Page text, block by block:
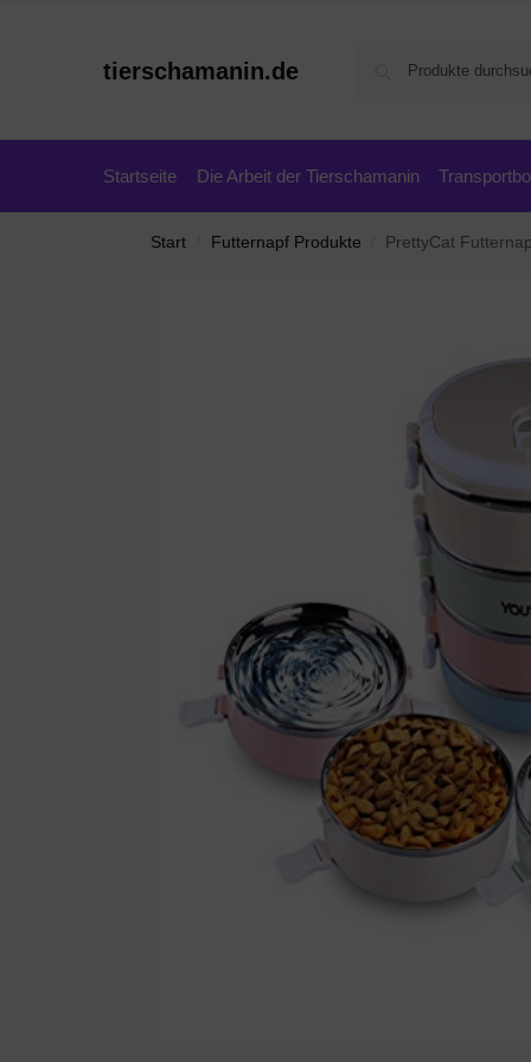
tierschamanin.de
Startseite Die Arbeit der Tierschamanin
Start Futternapf Produkte PrettyCat Futternapf